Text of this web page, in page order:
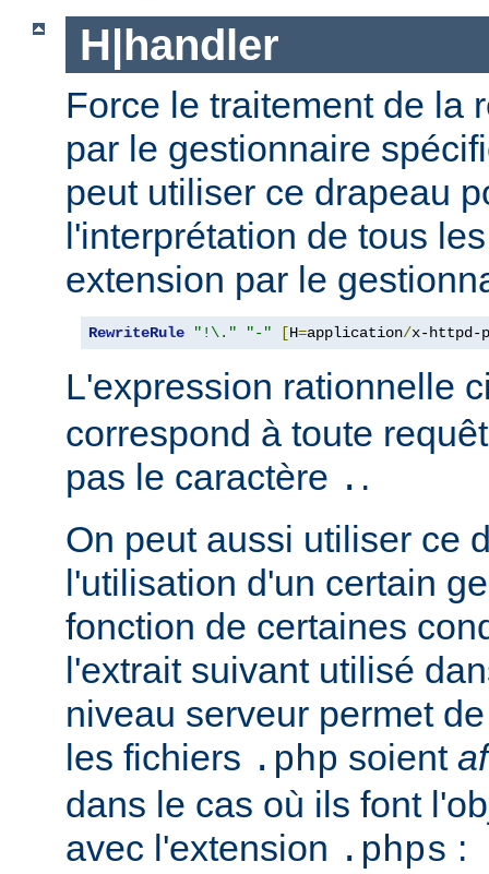
H|handler
Force le traitement de la
par le gestionnaire
peut utiliser ce drapeau
l'interprétation de tous
extension par le
RewriteRule "!\." "-" [H=application/x-httpd-
L'expression rationnelle
correspond à toute
pas le caractère . .
On peut aussi utiliser ce
l'utilisation d'un certain
fonction de certaines
l'extrait suivant utilisé
niveau serveur permet
les fichiers .php soient
dans le cas où ils font
avec l'extension .phps :